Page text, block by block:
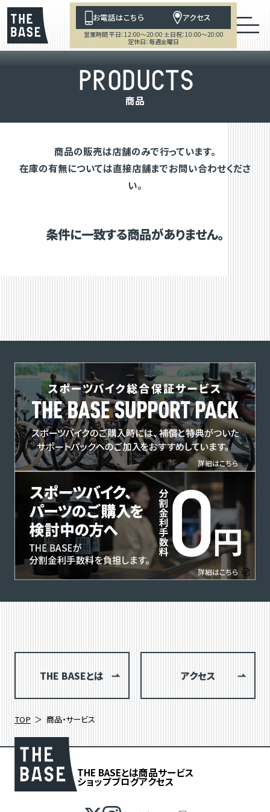
お電話はこちら アクセス
営業時間 平日：12:00～20:00 土日祝：10:00～20:00
定休日：毎週金曜日
PRODUCTS
商品
商品の販売は店舗のみで行っています。
在庫の有無については直接店舗までお問い合わせくださ
い。
条件に一致する商品がありません。
THE BASEとは アクセス
TOP 商品・サービス
THE BASEとは商品サービス
ショップブログアクセス